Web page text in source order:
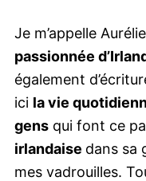
Je m’appelle
passionnée
également
ici la vie
gens qui font ce
irlandaise dans sa
mes vadrouilles.